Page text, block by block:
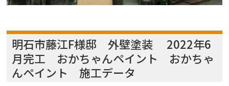
明石市藤江F様邸 外壁塗装 2022年6
月完工 おかちゃんペイント おかちゃ
んペイント 施工データ